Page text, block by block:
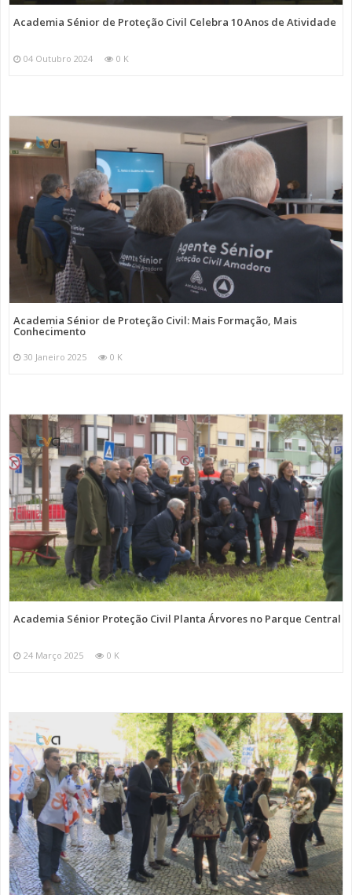
Academia Sénior de Proteção Civil Celebra 10 Anos de Atividade
04 Outubro 2024 0 K
Academia Sénior de Proteção Civil: Mais Formação, Mais
Conhecimento
30 Janeiro 2025 0 K
Academia Sénior Proteção Civil Planta Árvores no Parque Central
24 Março 2025 0 K